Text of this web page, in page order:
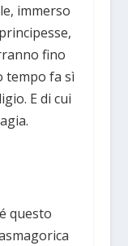
immerso
fino
tempo fa sì
E di cui
questo